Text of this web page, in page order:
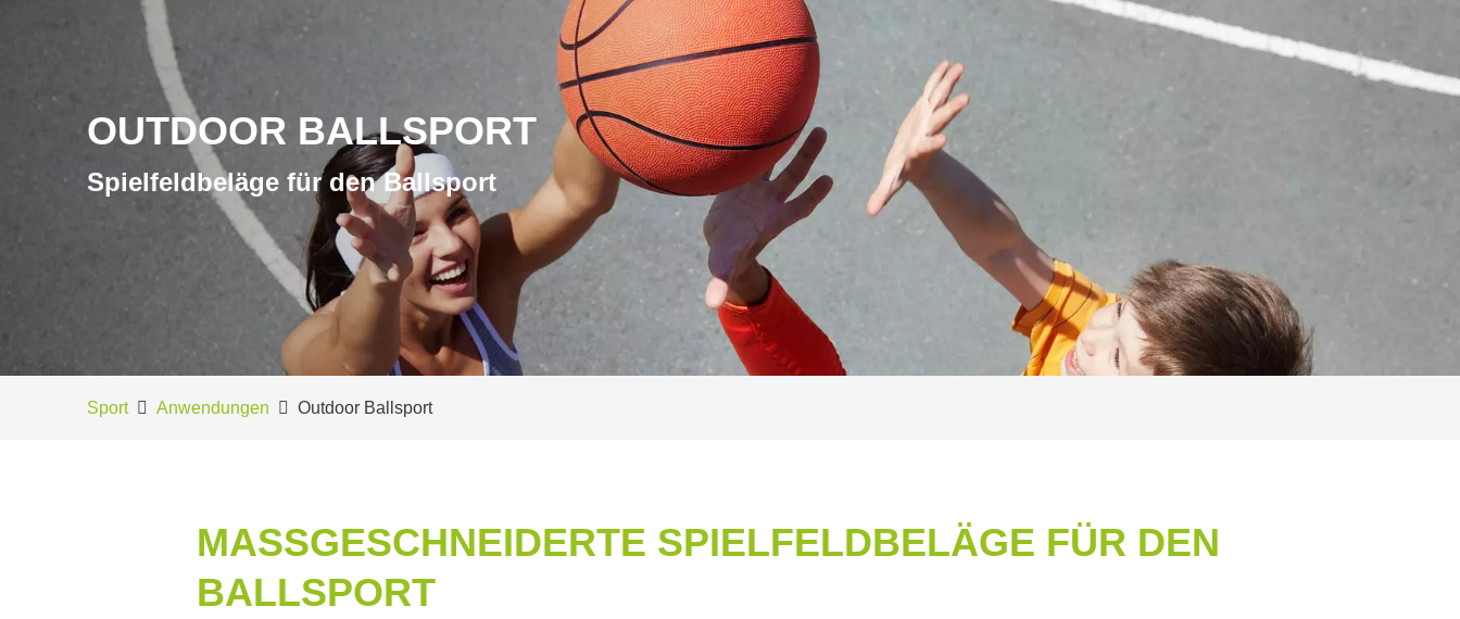
OUTDOOR BALLSPORT
Spielfeldbeläge für den Ballsport
Sport Anwendungen Outdoor Ballsport
MASSGESCHNEIDERTE SPIELFELDBELÄGE FÜR DEN B
ALLSPORT